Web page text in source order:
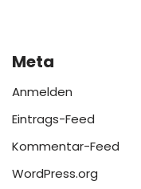
Meta
Anmelden
Eintrags-Feed
Kommentar-Feed
WordPress.org